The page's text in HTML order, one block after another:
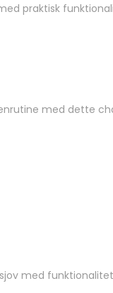
praktisk
med dette
med